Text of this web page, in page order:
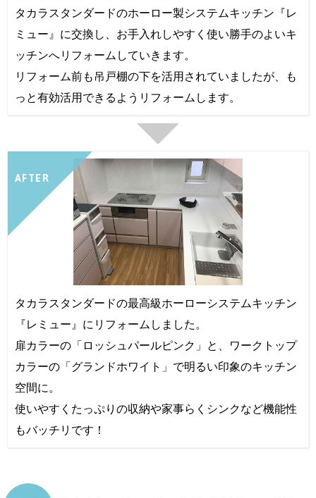
タカラスタンダードのホーロー製システムキッチン『レ
ミュー』に交換し、お手入れしやすく使い勝手のよいキ
ッチンへリフォームしていきます。
リフォーム前も吊戸棚の下を活用されていましたが、も
っと有効活用できるようリフォームします。
AFTER
タカラスタンダードの最高級ホーローシステムキッチン
『レミュー』にリフォームしました。
扉カラーの「ロッシュパールピンク」と、ワークトップ
カラーの「グランドホワイト」で明るい印象のキッチン
空間に。
使いやすくたっぷりの収納や家事らくシンクなど機能性
もバッチリです！